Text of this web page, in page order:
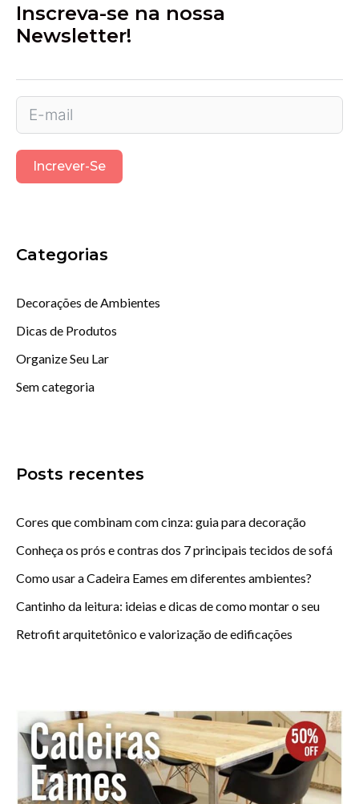
Inscreva-se na nossa
Newsletter!
Increver-Se
Categorias
Decorações de Ambientes
Dicas de Produtos
Organize Seu Lar
Sem categoria
Posts recentes
Cores que combinam com cinza: guia para decoração
Conheça os prós e contras dos 7 principais tecidos de sofá
Como usar a Cadeira Eames em diferentes ambientes?
Cantinho da leitura: ideias e dicas de como montar o seu
Retrofit arquitetônico e valorização de edificações